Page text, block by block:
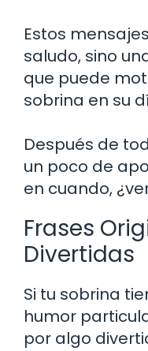
Estos
saludo, sino
que puede
sobrina en su
Después de
un poco de
en cuando,
Frases
Divertidas
Si tu sobrina
humor
por algo